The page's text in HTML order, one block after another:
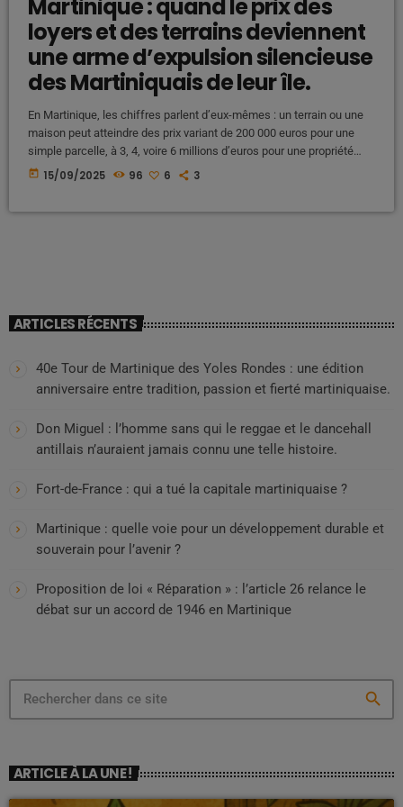
Martinique : quand le prix des
loyers et des terrains deviennent
une arme d’expulsion silencieuse
des Martiniquais de leur île.
En Martinique, les chiffres parlent d’eux-mêmes : un terrain ou une
maison peut atteindre des prix variant de 200 000 euros pour une
simple parcelle, à 3, 4, voire 6 millions d’euros pour une propriété
bâtie dans des zones prisées. Une inflation immobilière hors de
today 15/09/2025 96 6 3
ARTICLES RÉCENTS
40e Tour de Martinique des Yoles Rondes : une édition
anniversaire entre tradition, passion et fierté martiniquaise.
Don Miguel : l’homme sans qui le reggae et le dancehall
antillais n’auraient jamais connu une telle histoire.
Fort-de-France : qui a tué la capitale martiniquaise ?
Martinique : quelle voie pour un développement durable et
souverain pour l’avenir ?
Proposition de loi « Réparation » : l’article 26 relance le
débat sur un accord de 1946 en Martinique
search
ARTICLE À LA UNE !